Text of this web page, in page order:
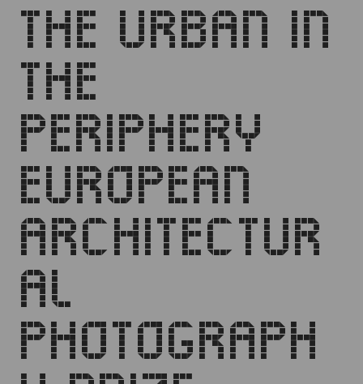
THE URBAN IN
THE
PERIPHERY
EUROPEAN
ARCHITECTUR
AL
PHOTOGRAPH